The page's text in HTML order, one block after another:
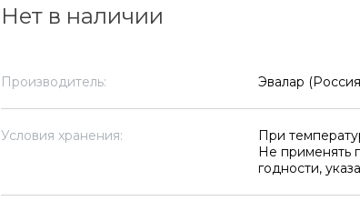
Нет в наличии
Производитель: Эвалар
Условия хранения:
При
Не применять
годности,